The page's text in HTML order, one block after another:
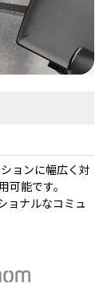
ョンに幅広く対
可能です。
ョナルなコミュ